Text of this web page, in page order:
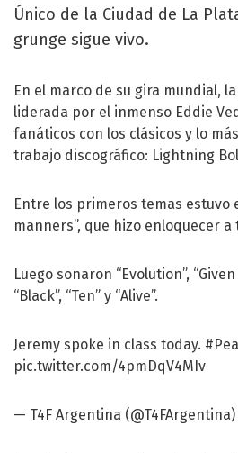
Único de la Ciudad de La
grunge sigue vivo.
En el marco de su gira mundial,
liderada por el inmenso Eddie
fanáticos con los clásicos y lo
trabajo discográfico: Lightning
Entre los primeros temas estuvo
manners”, que hizo enloquecer a
Luego sonaron “Evolution”, “Given
“Black”, “Ten” y “Alive”.
Jeremy spoke in class today.
pic.twitter.com/4pmDqV4MIv
— T4F Argentina (@T4FArgentina)